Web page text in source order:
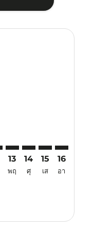
13
พฤ
14
ศุ
15
เส
16
อา